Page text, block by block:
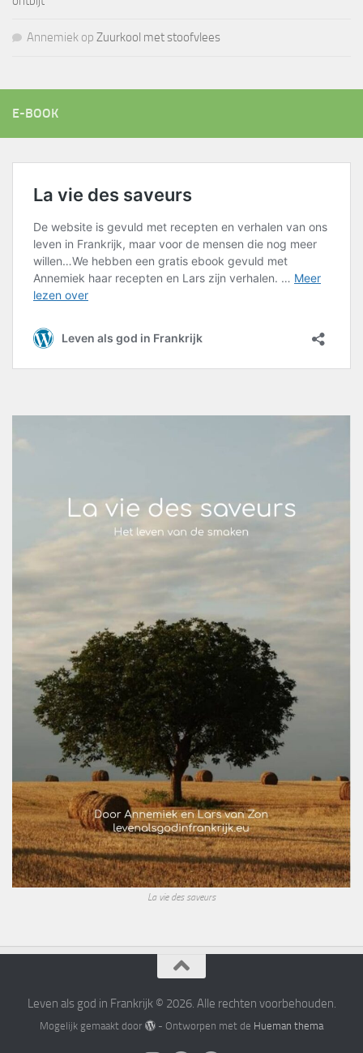
Annemiek op Zuurkool met stoofvlees
E-BOOK
La vie des saveurs
Leven als god in Frankrijk © 2026. Alle rechten voorbehouden.
Mogelijk gemaakt door - Ontworpen met de Hueman thema